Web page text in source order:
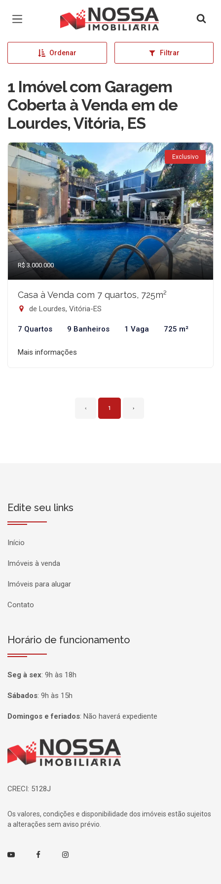
Página inicial
Ordenar Filtrar
1 Imóvel com Garagem
Coberta à Venda em de
Lourdes, Vitória, ES
Exclusivo
R$ 3.000.000
Casa à Venda com 7 quartos, 725m²
de Lourdes, Vitória-ES
7 Quartos 9 Banheiros 1 Vaga 725 m²
Mais informações
‹ 1 ›
Edite seu links
Início
Imóveis à venda
Imóveis para alugar
Contato
Horário de funcionamento
Seg à sex: 9h às 18h
Sábados: 9h às 15h
Domingos e feriados: Não haverá expediente
Página inicial
CRECI: 5128J
Os valores, condições e disponibilidade dos imóveis estão sujeitos
a alterações sem aviso prévio.
Youtube FacebookInstagram